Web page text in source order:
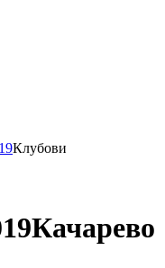
Клубови
Качарево